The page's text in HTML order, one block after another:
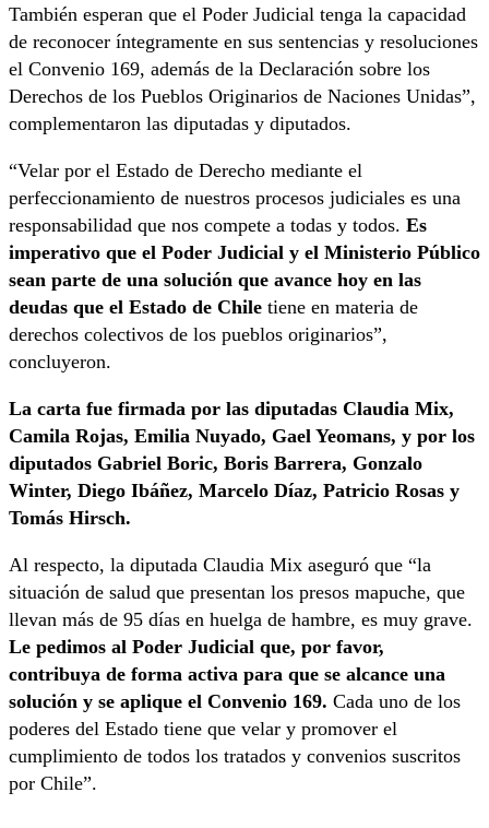
También esperan que el Poder Judicial tenga la capacidad
de reconocer íntegramente en sus sentencias y resoluciones
el Convenio 169, además de la Declaración sobre los
Derechos de los Pueblos Originarios de Naciones Unidas”,
complementaron las diputadas y diputados.
“Velar por el Estado de Derecho mediante el
perfeccionamiento de nuestros procesos judiciales es una
responsabilidad que nos compete a todas y todos. Es
imperativo que el Poder Judicial y el Ministerio Público
sean parte de una solución que avance hoy en las
deudas que el Estado de Chile tiene en materia de
derechos colectivos de los pueblos originarios”,
concluyeron.
La carta fue firmada por las diputadas Claudia Mix,
Camila Rojas, Emilia Nuyado, Gael Yeomans, y por los
diputados Gabriel Boric, Boris Barrera, Gonzalo
Winter, Diego Ibáñez, Marcelo Díaz, Patricio Rosas y
Tomás Hirsch.
Al respecto, la diputada Claudia Mix aseguró que “la
situación de salud que presentan los presos mapuche, que
llevan más de 95 días en huelga de hambre, es muy grave.
Le pedimos al Poder Judicial que, por favor,
contribuya de forma activa para que se alcance una
solución y se aplique el Convenio 169. Cada uno de los
poderes del Estado tiene que velar y promover el
cumplimiento de todos los tratados y convenios suscritos
por Chile”.